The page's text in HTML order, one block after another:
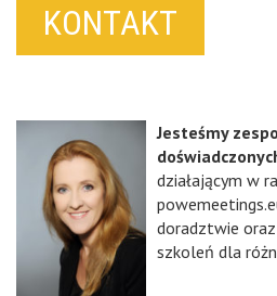
KONTAKT
Jesteśmy
działającym w
doradztwie
szkoleń dla